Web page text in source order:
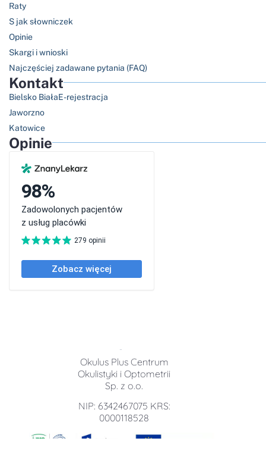
Raty
S jak słowniczek
Opinie
Skargi i wnioski
Najczęściej zadawane pytania (FAQ)
Kontakt
Bielsko Biała
Jaworzno
Katowice
E-rejestracja
Opinie
Okulus Plus Centrum
Okulistyki i Optometrii
Sp. z o.o.
NIP: 6342467075 KRS:
0000118528